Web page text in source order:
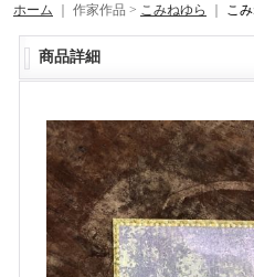
ホーム ｜ 作家作品 > こみねゆら こ
商品詳細